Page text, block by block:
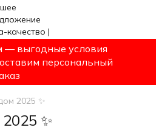
— выгодные условия
персональный
2025 ✨
✨